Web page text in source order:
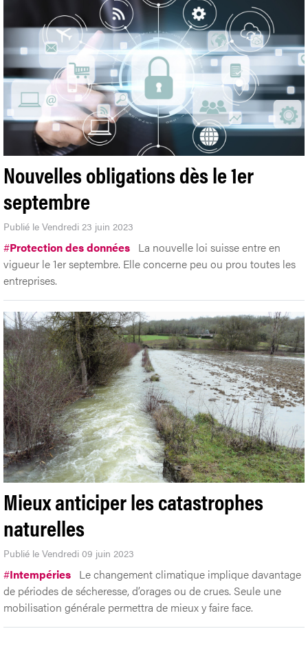
Nouvelles obligations dès le 1er
septembre
Publié le Vendredi 23 juin 2023
#Protection des données La nouvelle loi suisse entre en
vigueur le 1er septembre. Elle concerne peu ou prou toutes les
entreprises.
Mieux anticiper les catastrophes
naturelles
Publié le Vendredi 09 juin 2023
#Intempéries Le changement climatique implique davantage
de périodes de sécheresse, d’orages ou de crues. Seule une
mobilisation générale permettra de mieux y faire face.